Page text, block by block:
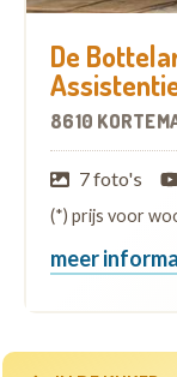
De
8610
7 foto's
(*) prijs voor
meer